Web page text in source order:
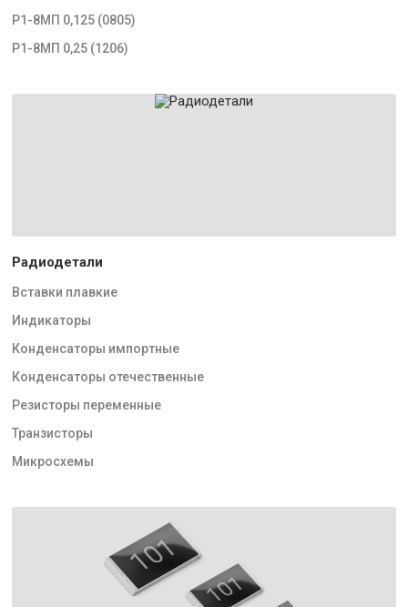
Р1-8МП 0,125 (0805)
Р1-8МП 0,25 (1206)
Радиодетали
Вставки плавкие
Индикаторы
Конденсаторы импортные
Конденсаторы отечественные
Резисторы переменные
Транзисторы
Микросхемы